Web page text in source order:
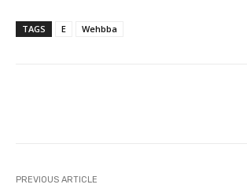
TAGS E Wehbba
PREVIOUS ARTICLE